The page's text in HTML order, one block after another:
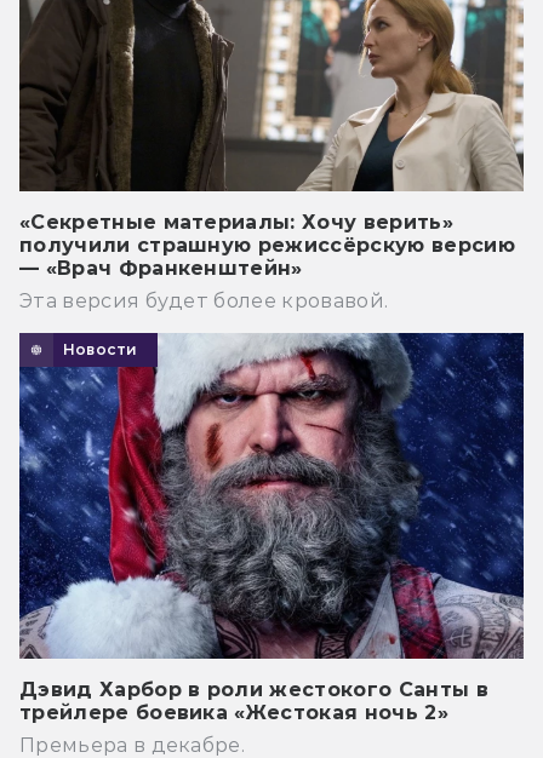
«Секретные материалы: Хочу верить»
получили страшную режиссёрскую версию
— «Врач Франкенштейн»
Эта версия будет более кровавой.
Новости
Дэвид Харбор в роли жестокого Санты в
трейлере боевика «Жестокая ночь 2»
Премьера в декабре.